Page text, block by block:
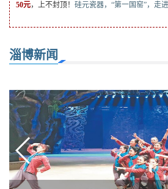
50元，上不封顶！ 硅元瓷器，“第一国窑”，走
淄博新闻